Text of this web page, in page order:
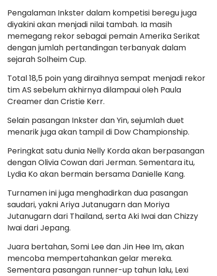
Pengalaman Inkster dalam kompetisi beregu juga
diyakini akan menjadi nilai tambah. Ia masih
memegang rekor sebagai pemain Amerika Serikat
dengan jumlah pertandingan terbanyak dalam
sejarah Solheim Cup.
Total 18,5 poin yang diraihnya sempat menjadi rekor
tim AS sebelum akhirnya dilampaui oleh Paula
Creamer dan Cristie Kerr.
Selain pasangan Inkster dan Yin, sejumlah duet
menarik juga akan tampil di Dow Championship.
Peringkat satu dunia Nelly Korda akan berpasangan
dengan Olivia Cowan dari Jerman. Sementara itu,
Lydia Ko akan bermain bersama Danielle Kang.
Turnamen ini juga menghadirkan dua pasangan
saudari, yakni Ariya Jutanugarn dan Moriya
Jutanugarn dari Thailand, serta Aki Iwai dan Chizzy
Iwai dari Jepang.
Juara bertahan, Somi Lee dan Jin Hee Im, akan
mencoba mempertahankan gelar mereka.
Sementara pasangan runner-up tahun lalu, Lexi